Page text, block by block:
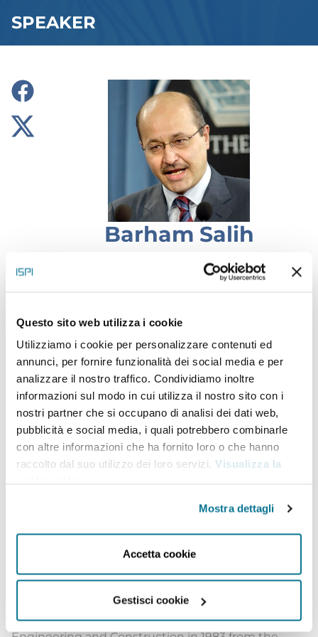
Questo sito web utilizza i cookie
Utilizziamo i cookie per personalizzare contenuti ed
annunci, per fornire funzionalità dei social media e per
analizzare il nostro traffico. Condividiamo inoltre
informazioni sul modo in cui utilizza il nostro sito con i
nostri partner che si occupano di analisi dei dati web,
pubblicità e social media, i quali potrebbero combinarle
con altre informazioni che ha fornito loro o che hanno
raccolto dal suo utilizzo dei loro servizi. Visualizza la
Mostra dettagli
Accetta cookie
Gestisci cookie
SPEAKER
Barham Salih
President, Iraq
After the fall of the Saddam regime, Salih assumed
the role of Vice Prime Minister (2004), Minister of
Planning (2005), and then Vice Prime Minister in
the Al-Maliki Government (2006-2009). In
September 2009, he was appointed Prime Minister
of the Kurdistan Regional Government. He then left
this charge in 2012. On October 2nd, 2018, he was